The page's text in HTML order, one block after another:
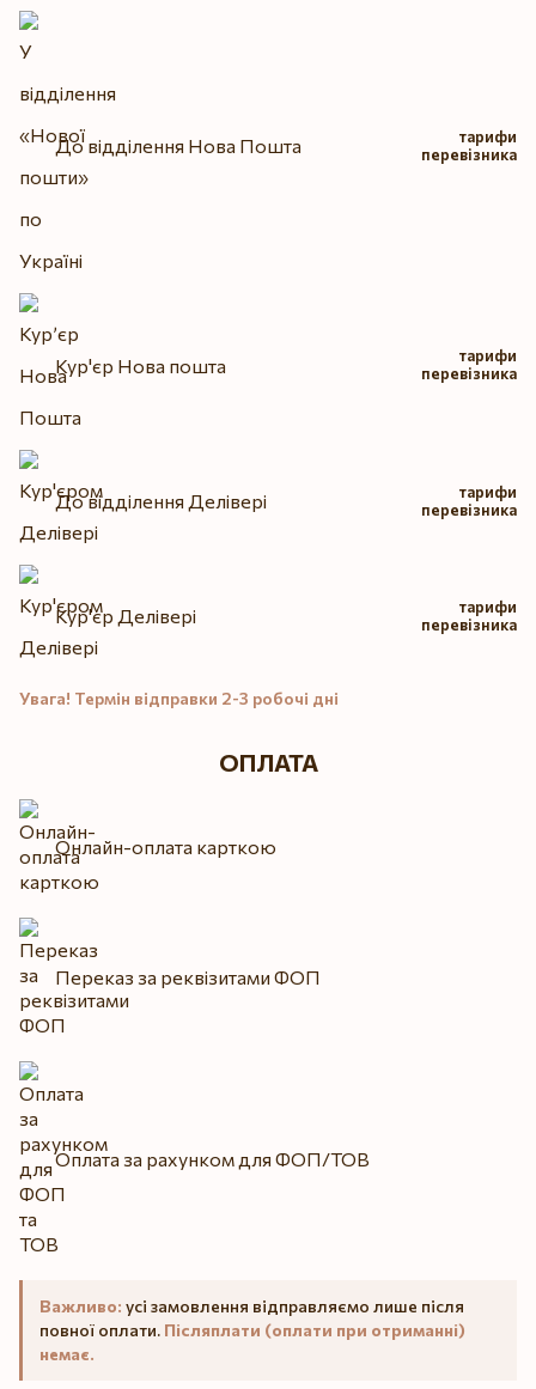
До відділення Нова Пошта
тарифи
перевізника
Кур'єр Нова пошта
тарифи
перевізника
До відділення Делівері
тарифи
перевізника
Кур'єр Делівері
тарифи
перевізника
Увага! Термін відправки 2-3 робочі дні
ОПЛАТА
Онлайн-оплата карткою
Переказ за реквізитами ФОП
Оплата за рахунком для ФОП/ТОВ
Важливо: усі замовлення відправляємо лише після
повної оплати. Післяплати (оплати при отриманні)
немає.